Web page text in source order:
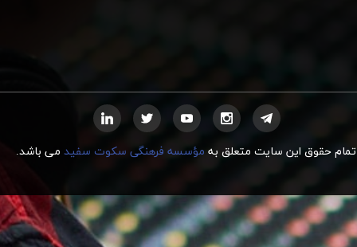
تمام حقوق این سایت متعلق به مؤسسه فرهنگی سکوت سفید میباشد.